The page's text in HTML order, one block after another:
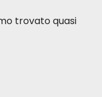
trovato quasi